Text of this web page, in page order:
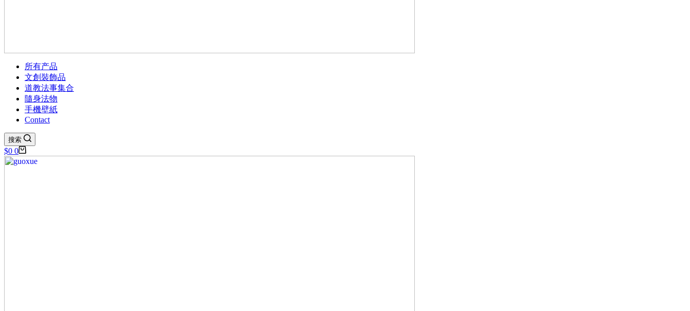
所有产品
文創裝飾品
道教法事集合
隨身法物
手機壁紙
Contact
搜索
购
物
$0 0